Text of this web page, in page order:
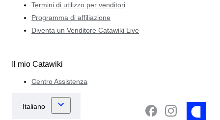
Termini di utilizzo per venditori
Programma di affiliazione
Diventa un Venditore Catawiki Live
Il mio Catawiki
Centro Assistenza